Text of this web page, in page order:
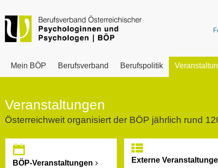
Mein BÖP Berufsverband Berufspolitik
Veranstaltungen
Österreichweit organisiert der BÖP jährlich rund
BÖP-Veranstaltungen Externe